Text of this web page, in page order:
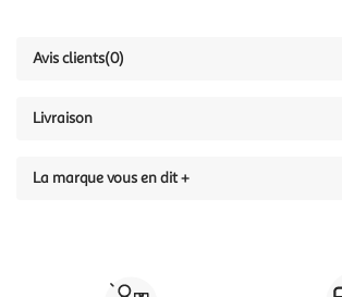
Avis clients(0)
Livraison
La marque vous en dit +